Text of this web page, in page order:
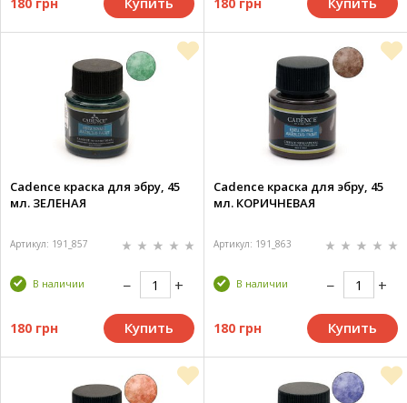
Cadence краска для эбру, 45
мл. ЗЕЛЕНАЯ
Артикул: 191_857
В наличии
180 грн Купить
Cadence краска для эбру, 45
мл. КОРИЧНЕВАЯ
Артикул: 191_863
В наличии
180 грн Купить